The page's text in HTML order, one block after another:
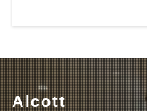
Alcott